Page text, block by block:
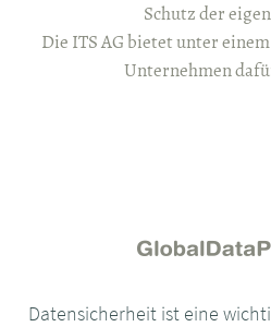
Schutz der
Die ITS AG bietet unter
Unternehmen
Datensicherheit ist eine